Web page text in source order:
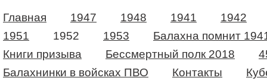
Главная 1947 1948 1941
1942
1951
1952 1953
Балахна помнит
Книги призыва
Бессмертный полк 2018
Балахнинки в войсках ПВО
Контакты